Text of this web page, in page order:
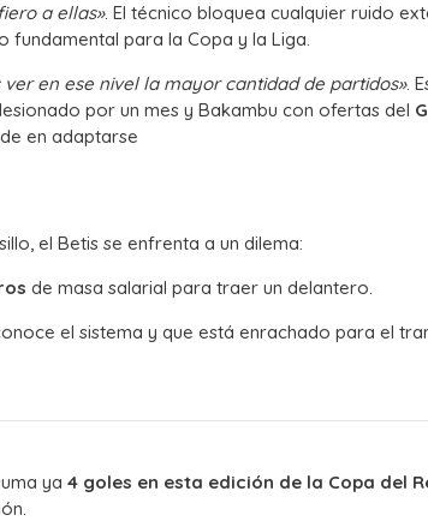
a ellas». El técnico bloquea cualquier ruido
fundamental para la Copa y la Liga.
ver en ese nivel la mayor cantidad de partidos».
por un mes y Bakambu con ofertas del
en adaptarse
el Betis se enfrenta a un dilema:
de masa salarial para traer un delantero.
el sistema y que está enrachado para el
ya 4 goles en esta edición de la Copa del